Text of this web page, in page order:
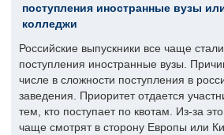
поступления иностранные вузы
колледжи
Российские выпускники все чаще
поступления иностранные вузы.
числе в сложности поступления в
заведения. Приоритет отдается
тем, кто поступает по квотам. Из-за
чаще смотрят в сторону Европы или